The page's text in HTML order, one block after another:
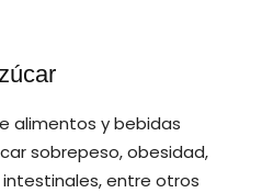
alimentos y bebidas
sobrepeso, obesidad,
entre otros